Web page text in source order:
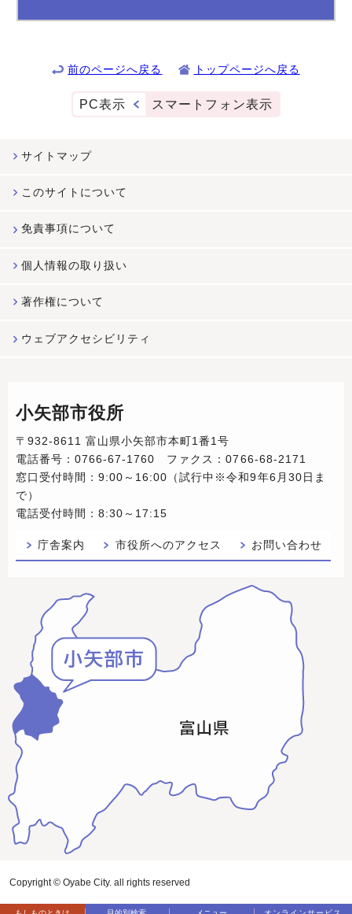
前のページへ戻る トップページへ戻る
PC表示 スマートフォン表示
サイトマップ
このサイトについて
免責事項について
個人情報の取り扱い
著作権について
ウェブアクセシビリティ
小矢部市役所
〒932-8611 富山県小矢部市本町1番1号
電話番号：0766-67-1760 ファクス：0766-68-2171
窓口受付時間：9:00～16:00（試行中※令和9年6月30日ま
で）
電話受付時間：8:30～17:15
庁舎案内 市役所へのアクセス お問い合わせ
Copyright © Oyabe City. all rights reserved